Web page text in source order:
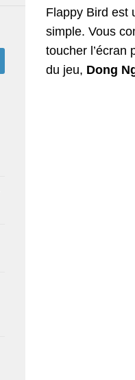
Flappy Bird est
simple. Vous
toucher l’écran
du jeu, Dong